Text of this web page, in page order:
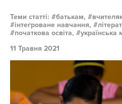
Теми статті: батькам,
інтегроване навчання,
початкова освіта,
українська
11 Травня 2021